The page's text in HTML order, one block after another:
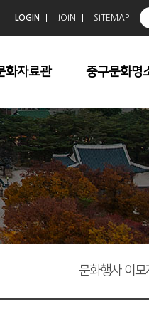
LOGIN JOIN SITEMAP
화자료관
향토사
문화
문예
사진공모전입
작
심전
중구문화명
청계천
덕수궁
한옥마을
명동/충무로
남산
기타명소
문화행사 이모